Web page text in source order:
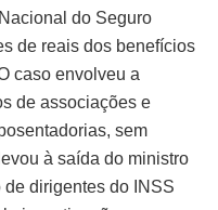
do Seguro
de reais dos benefícios
caso envolveu a
de associações e
sem
à saída do ministro
dirigentes do INSS